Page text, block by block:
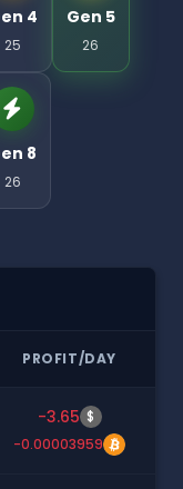
4
25
Gen 5
26
8
26
PROFIT/DAY
-3.65 $
-0.00003959